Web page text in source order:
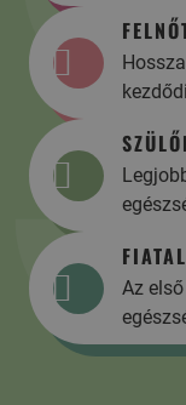
Az